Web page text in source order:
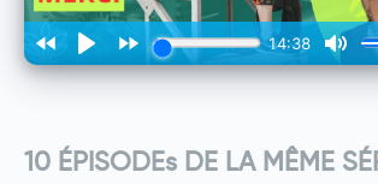
10 ÉPISODEs DE LA MÊME